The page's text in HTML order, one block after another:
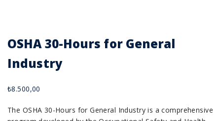
OSHA 30-Hours for General
Industry
₺8.500,00
The OSHA 30-Hours for General Industry is a comprehensive